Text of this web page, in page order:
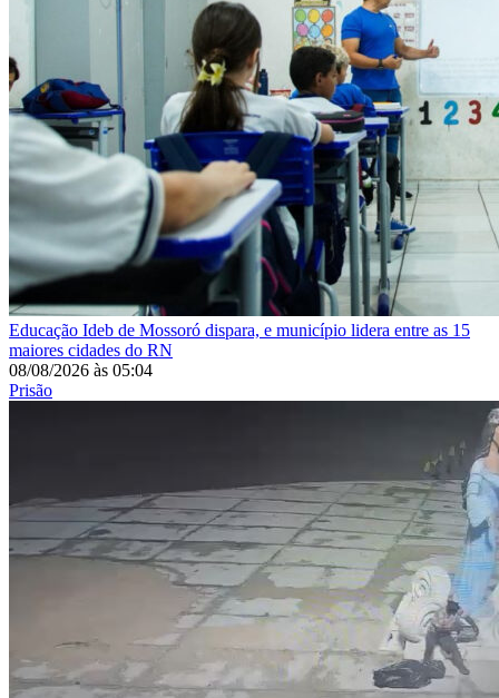
Educação Ideb de Mossoró dispara, e município lidera entre as 15
maiores cidades do RN
08/08/2026 às 05:04
Prisão